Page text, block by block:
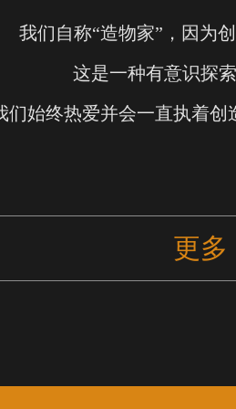
我们自称“造物家”，因为
这是一种有意识探
们始终热爱并会一直执着创
更多